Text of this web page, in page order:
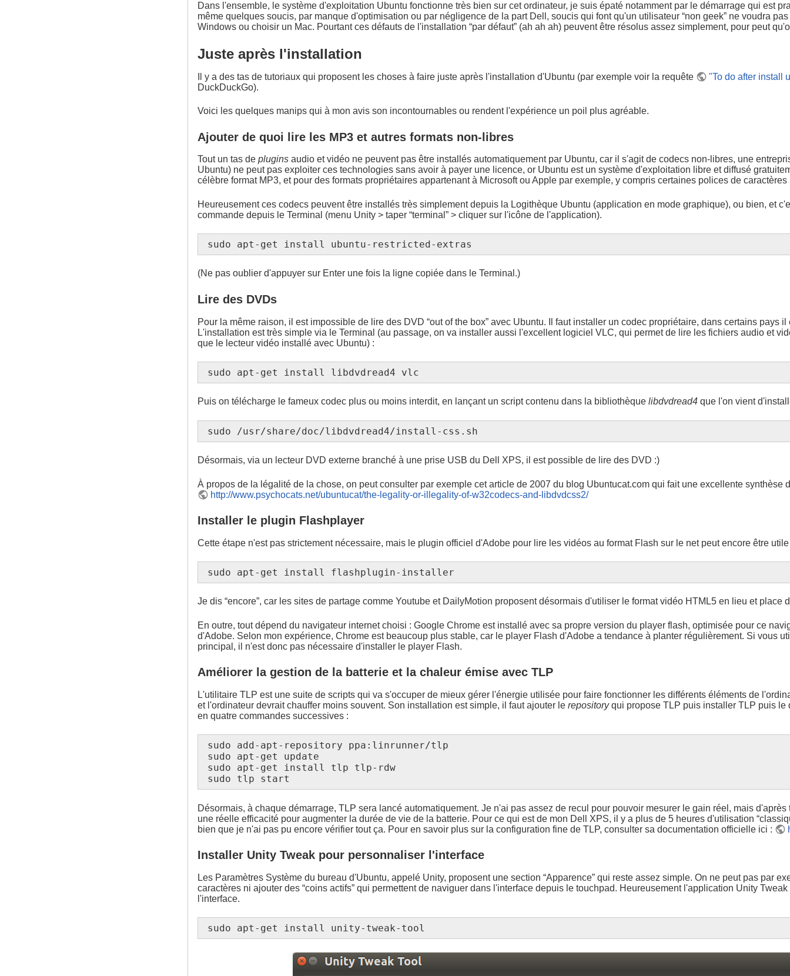
Dans l'ensemble, le système d'exploitation Ubuntu fonctionne très bien sur cet ordinateur, je suis épaté notamment par le démarrage qui est
même quelques soucis, par manque d'optimisation ou par négligence de la part Dell, soucis qui font qu'un utilisateur “non geek” ne voudra
Windows ou choisir un Mac. Pourtant ces défauts de l'installation “par défaut” (ah ah ah) peuvent être résolus assez simplement, pour peut
Juste après l'installation
Il y a des tas de tutoriaux qui proposent les choses à faire juste après l'installation d'Ubuntu (par exemple voir la requête
"To do after install
DuckDuckGo).
Voici les quelques manips qui à mon avis son incontournables ou rendent l'expérience un poil plus agréable.
Ajouter de quoi lire les MP3 et autres formats non-libres
Tout un tas de plugins audio et vidéo ne peuvent pas être installés automatiquement par Ubuntu, car il s'agit de codecs non-libres, une
Ubuntu) ne peut pas exploiter ces technologies sans avoir à payer une licence, or Ubuntu est un système d'exploitation libre et diffusé
célèbre format MP3, et pour des formats propriétaires appartenant à Microsoft ou Apple par exemple, y compris certaines polices de
Heureusement ces codecs peuvent être installés très simplement depuis la Logithèque Ubuntu (application en mode graphique), ou bien, et
commande depuis le Terminal (menu Unity > taper “terminal” > cliquer sur l'icône de l'application).
sudo apt-get install ubuntu-restricted-extras
(Ne pas oublier d'appuyer sur Enter une fois la ligne copiée dans le Terminal.)
Lire des DVDs
Pour la même raison, il est impossible de lire des DVD “out of the box” avec Ubuntu. Il faut installer un codec propriétaire, dans certains pays
L'installation est très simple via le Terminal (au passage, on va installer aussi l'excellent logiciel VLC, qui permet de lire les fichiers audio et
que le lecteur vidéo installé avec Ubuntu) :
sudo apt-get install libdvdread4 vlc
Puis on télécharge le fameux codec plus ou moins interdit, en lançant un script contenu dans la bibliothèque libdvdread4 que l'on vient
sudo /usr/share/doc/libdvdread4/install-css.sh
Désormais, via un lecteur DVD externe branché à une prise USB du Dell XPS, il est possible de lire des DVD :)
À propos de la légalité de la chose, on peut consulter par exemple cet article de 2007 du blog Ubuntucat.com qui fait une excellente synthèse
http://www.psychocats.net/ubuntucat/the-legality-or-illegality-of-w32codecs-and-libdvdcss2/
Installer le plugin Flashplayer
Cette étape n'est pas strictement nécessaire, mais le plugin officiel d'Adobe pour lire les vidéos au format Flash sur le net peut encore être utile
sudo apt-get install flashplugin-installer
Je dis “encore”, car les sites de partage comme Youtube et DailyMotion proposent désormais d'utiliser le format vidéo HTML5 en lieu et place
En outre, tout dépend du navigateur internet choisi : Google Chrome est installé avec sa propre version du player flash, optimisée pour ce
d'Adobe. Selon mon expérience, Chrome est beaucoup plus stable, car le player Flash d'Adobe a tendance à planter régulièrement. Si vous
principal, il n'est donc pas nécessaire d'installer le player Flash.
Améliorer la gestion de la batterie et la chaleur émise avec TLP
L'utilitaire TLP est une suite de scripts qui va s'occuper de mieux gérer l'énergie utilisée pour faire fonctionner les différents éléments de
et l'ordinateur devrait chauffer moins souvent. Son installation est simple, il faut ajouter le repositoryqui propose TLP puis installer TLP puis le
en quatre commandes successives :
sudo add-apt-repository ppa:linrunner/tlp
sudo apt-get update
sudo apt-get install tlp tlp-rdw
sudo tlp start
Désormais, à chaque démarrage, TLP sera lancé automatiquement. Je n'ai pas assez de recul pour pouvoir mesurer le gain réel, mais
une réelle efficacité pour augmenter la durée de vie de la batterie. Pour ce qui est de mon Dell XPS, il y a plus de 5 heures d'utilisation
bien que je n'ai pas pu encore vérifier tout ça. Pour en savoir plus sur la configuration fine de TLP, consulter sa documentation officielle ici :
Installer Unity Tweak pour personnaliser l'interface
Les Paramètres Système du bureau d'Ubuntu, appelé Unity, proposent une section “Apparence” qui reste assez simple. On ne peut pas par
caractères ni ajouter des “coins actifs” qui permettent de naviguer dans l'interface depuis le touchpad. Heureusement l'application Unity
l'interface.
sudo apt-get install unity-tweak-tool